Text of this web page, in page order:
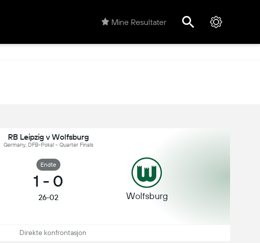
Mine Resultater
RB Leipzig v Wolfsburg
Germany, DFB-Pokal - Quarter Finals
Endte
1 - 0
26-02 Wolfsburg
Direkte konfrontasjon